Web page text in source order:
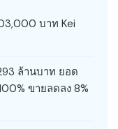
บาท Kei
ล้านบาท ยอด
ขายลดลง 8%